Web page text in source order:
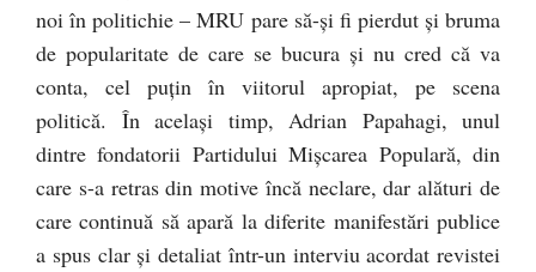
noi în politichie – MRU pare să-și fi pierdut și bruma
de popularitate de care se bucura și nu cred că va
conta, cel puțin în viitorul apropiat, pe scena
politică. În același timp, Adrian Papahagi, unul
dintre fondatorii Partidului Mișcarea Populară, din
care s-a retras din motive încă neclare, dar alături de
care continuă să apară la diferite manifestări publice
a spus clar și detaliat într-un interviu acordat revistei